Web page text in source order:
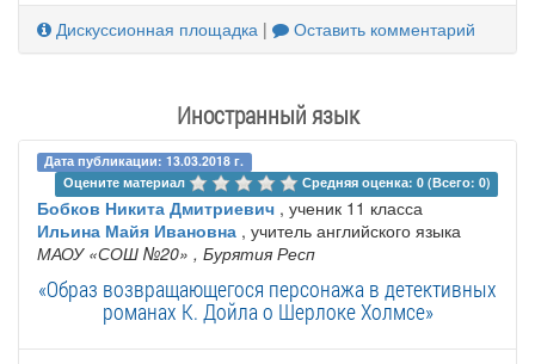
Дискуссионная площадка | Оставить комментарий
Иностранный язык
Дата публикации: 13.03.2018 г.
Оцените материал
Средняя оценка: 0 (Всего: 0)
Бобков Никита Дмитриевич , ученик 11 класса
Ильина Майя Ивановна , учитель английского языка
МАОУ «СОШ №20» , Бурятия Респ
«Образ возвращающегося персонажа в детективных
романах К. Дойла о Шерлоке Холмсе»